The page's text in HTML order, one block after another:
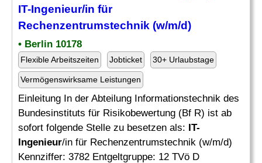
IT-Ingenieur/in für
Rechenzentrumstechnik (w/m/d)
• Berlin 10178
Flexible Arbeitszeiten Jobticket 30+ Urlaubstage
Vermögenswirksame Leistungen
Einleitung In der Abteilung Informationstechnik des
Bundesinstituts für Risikobewertung (Bf R) ist ab
sofort folgende Stelle zu besetzen als: IT-
Ingenieur/in für Rechenzentrumstechnik (w/m/d)
Kennziffer: 3782 Entgeltgruppe: 12 TVö D